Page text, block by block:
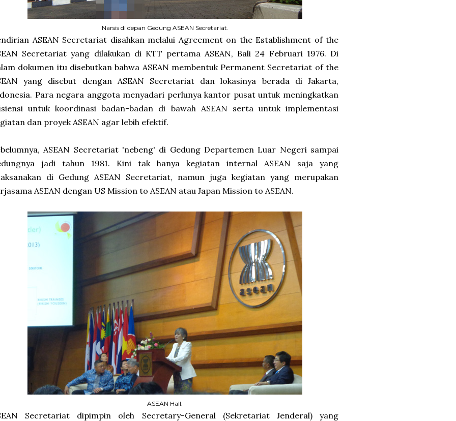
Narsis di depan Gedung ASEAN Secretariat.
ASEAN Secretariat disahkan melalui Agreement on the Establishment of the
Secretariat yang dilakukan di KTT pertama ASEAN, Bali 24 Februari 1976. Di
dokumen itu disebutkan bahwa ASEAN membentuk Permanent Secretariat of the
yang disebut dengan ASEAN Secretariat dan lokasinya berada di Jakarta,
Para negara anggota menyadari perlunya kantor pusat untuk meningkatkan
untuk koordinasi badan-badan di bawah ASEAN serta untuk implementasi
dan proyek ASEAN agar lebih efektif.
ASEAN Secretariat 'nebeng' di Gedung Departemen Luar Negeri sampai
jadi tahun 1981. Kini tak hanya kegiatan internal ASEAN saja yang
di Gedung ASEAN Secretariat, namun juga kegiatan yang merupakan
ASEAN dengan US Mission to ASEAN atau Japan Mission to ASEAN.
ASEAN Hall.
Secretariat dipimpin oleh Secretary-General (Sekretariat Jenderal) yang